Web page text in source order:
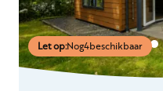
Let op:Nog4beschikbaar